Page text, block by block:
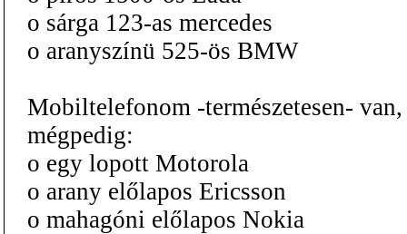
o sárga 123-as mercedes
o aranyszínü 525-ös BMW
Mobiltelefonom -természetesen- van,
mégpedig:
o egy lopott Motorola
o arany előlapos Ericsson
o mahagóni előlapos Nokia